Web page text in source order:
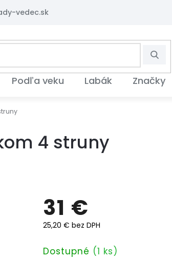
vedec.sk
Hľadať
Podľa veku Labák Značky
4 struny
31 €
25,20 € bez DPH
Jednotková
Dostupné (1 ks)